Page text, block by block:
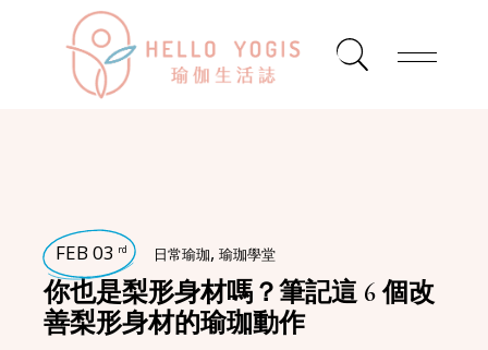
FEB 03 rd 日常瑜珈,瑜珈學堂
你也是梨形身材嗎？筆記這 6 個改
善梨形身材的瑜珈動作